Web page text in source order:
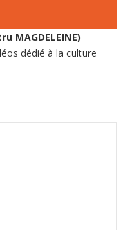
MAGDELEINE)
dédié à la culture